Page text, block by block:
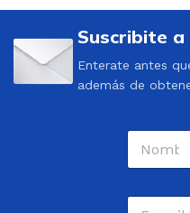
Suscribite
Enterate antes
además de
N
m
C